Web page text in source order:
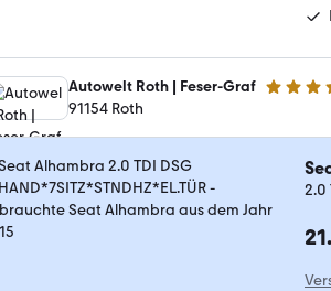
Autowelt Roth | Feser-Graf 4.4
91154 Roth
2.0